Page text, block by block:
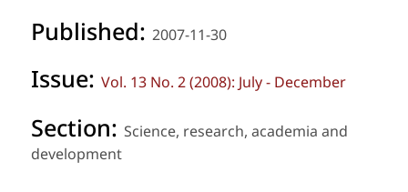
Published: 2007-11-30
Issue: Vol. 13 No. 2 (2008): July - December
Section: Science, research, academia and
development